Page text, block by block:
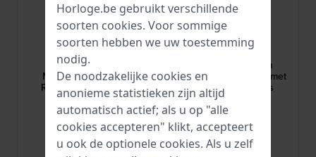
Citizen
BY1030-09A
Radio Controlled
Moonphase 42 mm
Radiogestuurd solar
quartzhorloge met
maanfase
€ 429,-
● Op voorraad
Citizen
NJ0200-50M
Tsuyosa 37 37 mm
Automatisch horloge met
datum vergrootglas
€ 299,-
● Op voorraad
Horloge.be gebruikt verschillende
soorten cookies. Voor sommige
soorten hebben we uw toestemming
nodig.
De noodzakelijke cookies en
anonieme statistieken zijn altijd
automatisch actief; als u op "alle
cookies accepteren" klikt, accepteert
u ook de optionele cookies. Als u zelf